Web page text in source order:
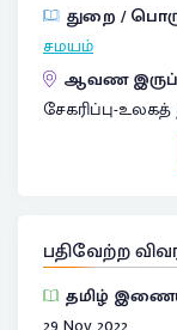
துறை /
சமயம்
ஆவண
சேகரிப்பு-
பதிவேற்ற
தமிழ்